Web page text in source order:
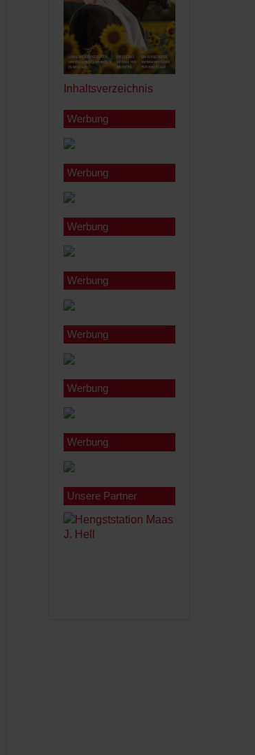
Inhaltsverzeichnis
Werbung
Werbung
Werbung
Werbung
Werbung
Werbung
Werbung
Unsere Partner